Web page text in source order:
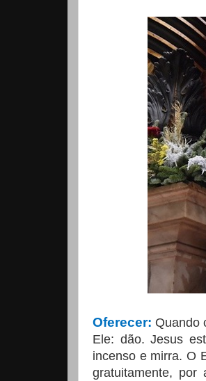
Oferecer: Quando
Ele: dão. Jesus
incenso e mirra. O
gratuitamente,